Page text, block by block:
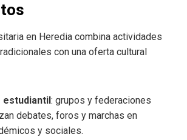
en Heredia combina actividades
con una oferta cultural
: grupos y federaciones
debates, foros y marchas en
y sociales.